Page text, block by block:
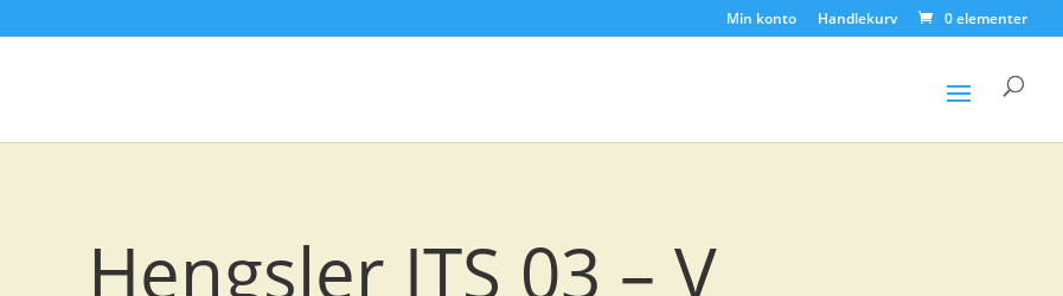
Min konto Handlekurv 0 elementer
Products
Hengsler JTS 03 – V